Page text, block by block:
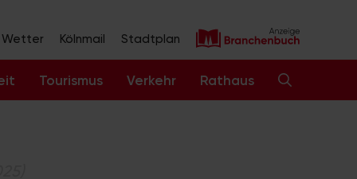
Wetter Kölnmail Stadtplan
Tourismus Verkehr Rathaus